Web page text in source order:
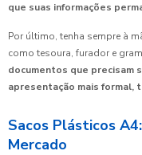
que suas informações
Por último, tenha sempre à
como tesoura, furador e
documentos que precisam
apresentação mais formal,
Sacos Plásticos
Mercado